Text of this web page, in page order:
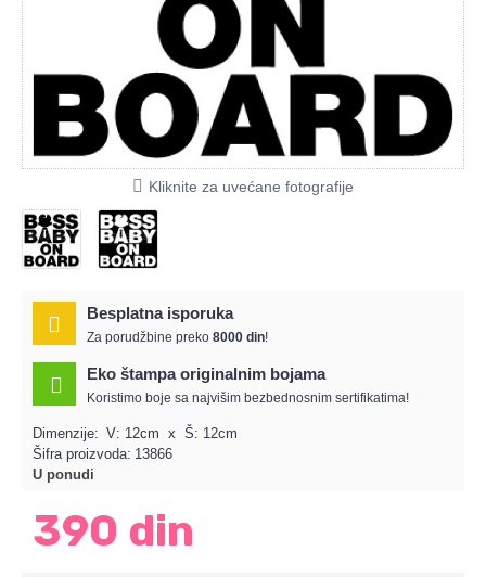
Kliknite za uvećane fotografije
Besplatna isporuka
Za porudžbine preko 8000 din!
Eko štampa originalnim bojama
Koristimo boje sa najvišim bezbednosnim sertifikatima!
Dimenzije: V: 12cm x Š: 12cm
Šifra proizvoda: 13866
U ponudi
390 din